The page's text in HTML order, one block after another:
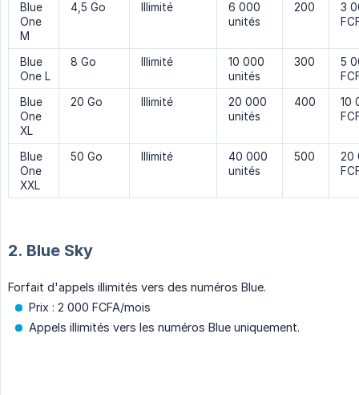
Blue
One
M
4,5 Go Illimité
6 000
unités
200
3
Blue
One L
8 Go Illimité
10 000
unités
300
5
Blue
One
XL
20 Go Illimité
20 000
unités
400
10
Blue
One
XXL
50 Go Illimité
40 000
unités
500
20
2. Blue Sky
Forfait d'appels illimités vers des numéros Blue.
Prix : 2 000 FCFA/mois
Appels illimités vers les numéros Blue uniquement.